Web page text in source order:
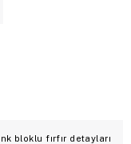
bloklu fırfır detayları